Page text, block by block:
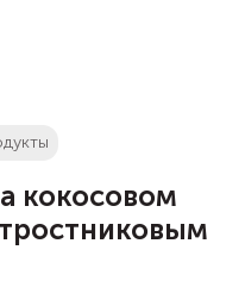
кокосовом